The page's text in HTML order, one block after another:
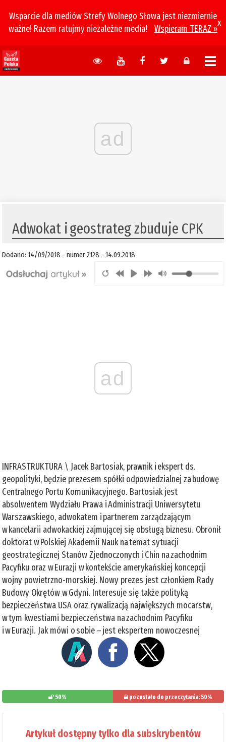
Wsparcie dla mediów Strefy Wolnego Słowa jest niezmiernie
ważne! Razem ratujmy niezależne media!
Wspieram TERAZ »
x
ad
​Adwokat i geostrateg zbuduje CPK
Dodano: 14/09/2018 - numer 2128 - 14.09.2018
ad
INFRASTRUKTURA \ Jacek Bartosiak, prawnik i ekspert ds.
geopolityki, będzie prezesem spółki odpowiedzialnej za budowę
Centralnego Portu Komunikacyjnego. Bartosiak jest
absolwentem Wydziału Prawa i Administracji Uniwersytetu
Warszawskiego, adwokatem i partnerem zarządzającym
w kancelarii adwokackiej zajmującej się obsługą biznesu. Obronił
doktorat w Polskiej Akademii Nauk na temat sytuacji
geostrategicznej Stanów Zjednoczonych i Chin na zachodnim
Pacyfiku oraz w Eurazji w kontekście amerykańskiej koncepcji
wojny powietrzno-morskiej. Nowy prezes jest członkiem Rady
Budowy Okrętów w Gdyni. Interesuje się także polityką
bezpieczeństwa USA oraz rywalizacją największych mocarstw,
w tym kwestiami bezpieczeństwa na zachodnim Pacyfiku
i w Eurazji. Jak mówi o sobie – jest ekspertem nowoczesnej
50% pozostało do przeczytania: 50%
Artykuł dostępny tylko dla subskrybentów